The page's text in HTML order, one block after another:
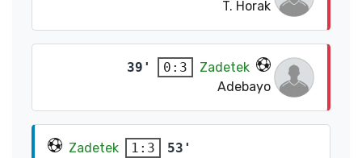
T. Horak
39' 0:3
Zadetek
Adebayo
Zadetek 1:3
53'